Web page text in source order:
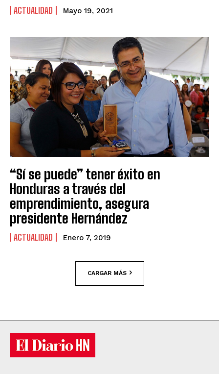
ACTUALIDAD Mayo 19, 2021
“Sí se puede” tener éxito en
Honduras a través del
emprendimiento, asegura
presidente Hernández
ACTUALIDAD Enero 7, 2019
CARGAR MÁS